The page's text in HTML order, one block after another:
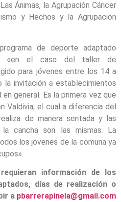
Ánimas, la Agrupación Cáncer
y Hechos y la Agrupación
de deporte adaptado
«en el caso del taller de
para jóvenes entre los 14 a
la invitación a establecimientos
general. Es la primera vez que
Valdivia, el cual a diferencia del
de manera sentada y las
cancha son las mismas. La
los jóvenes de la comuna ya
información de los
días de realización o
a pbarrerapinela@gmail.com